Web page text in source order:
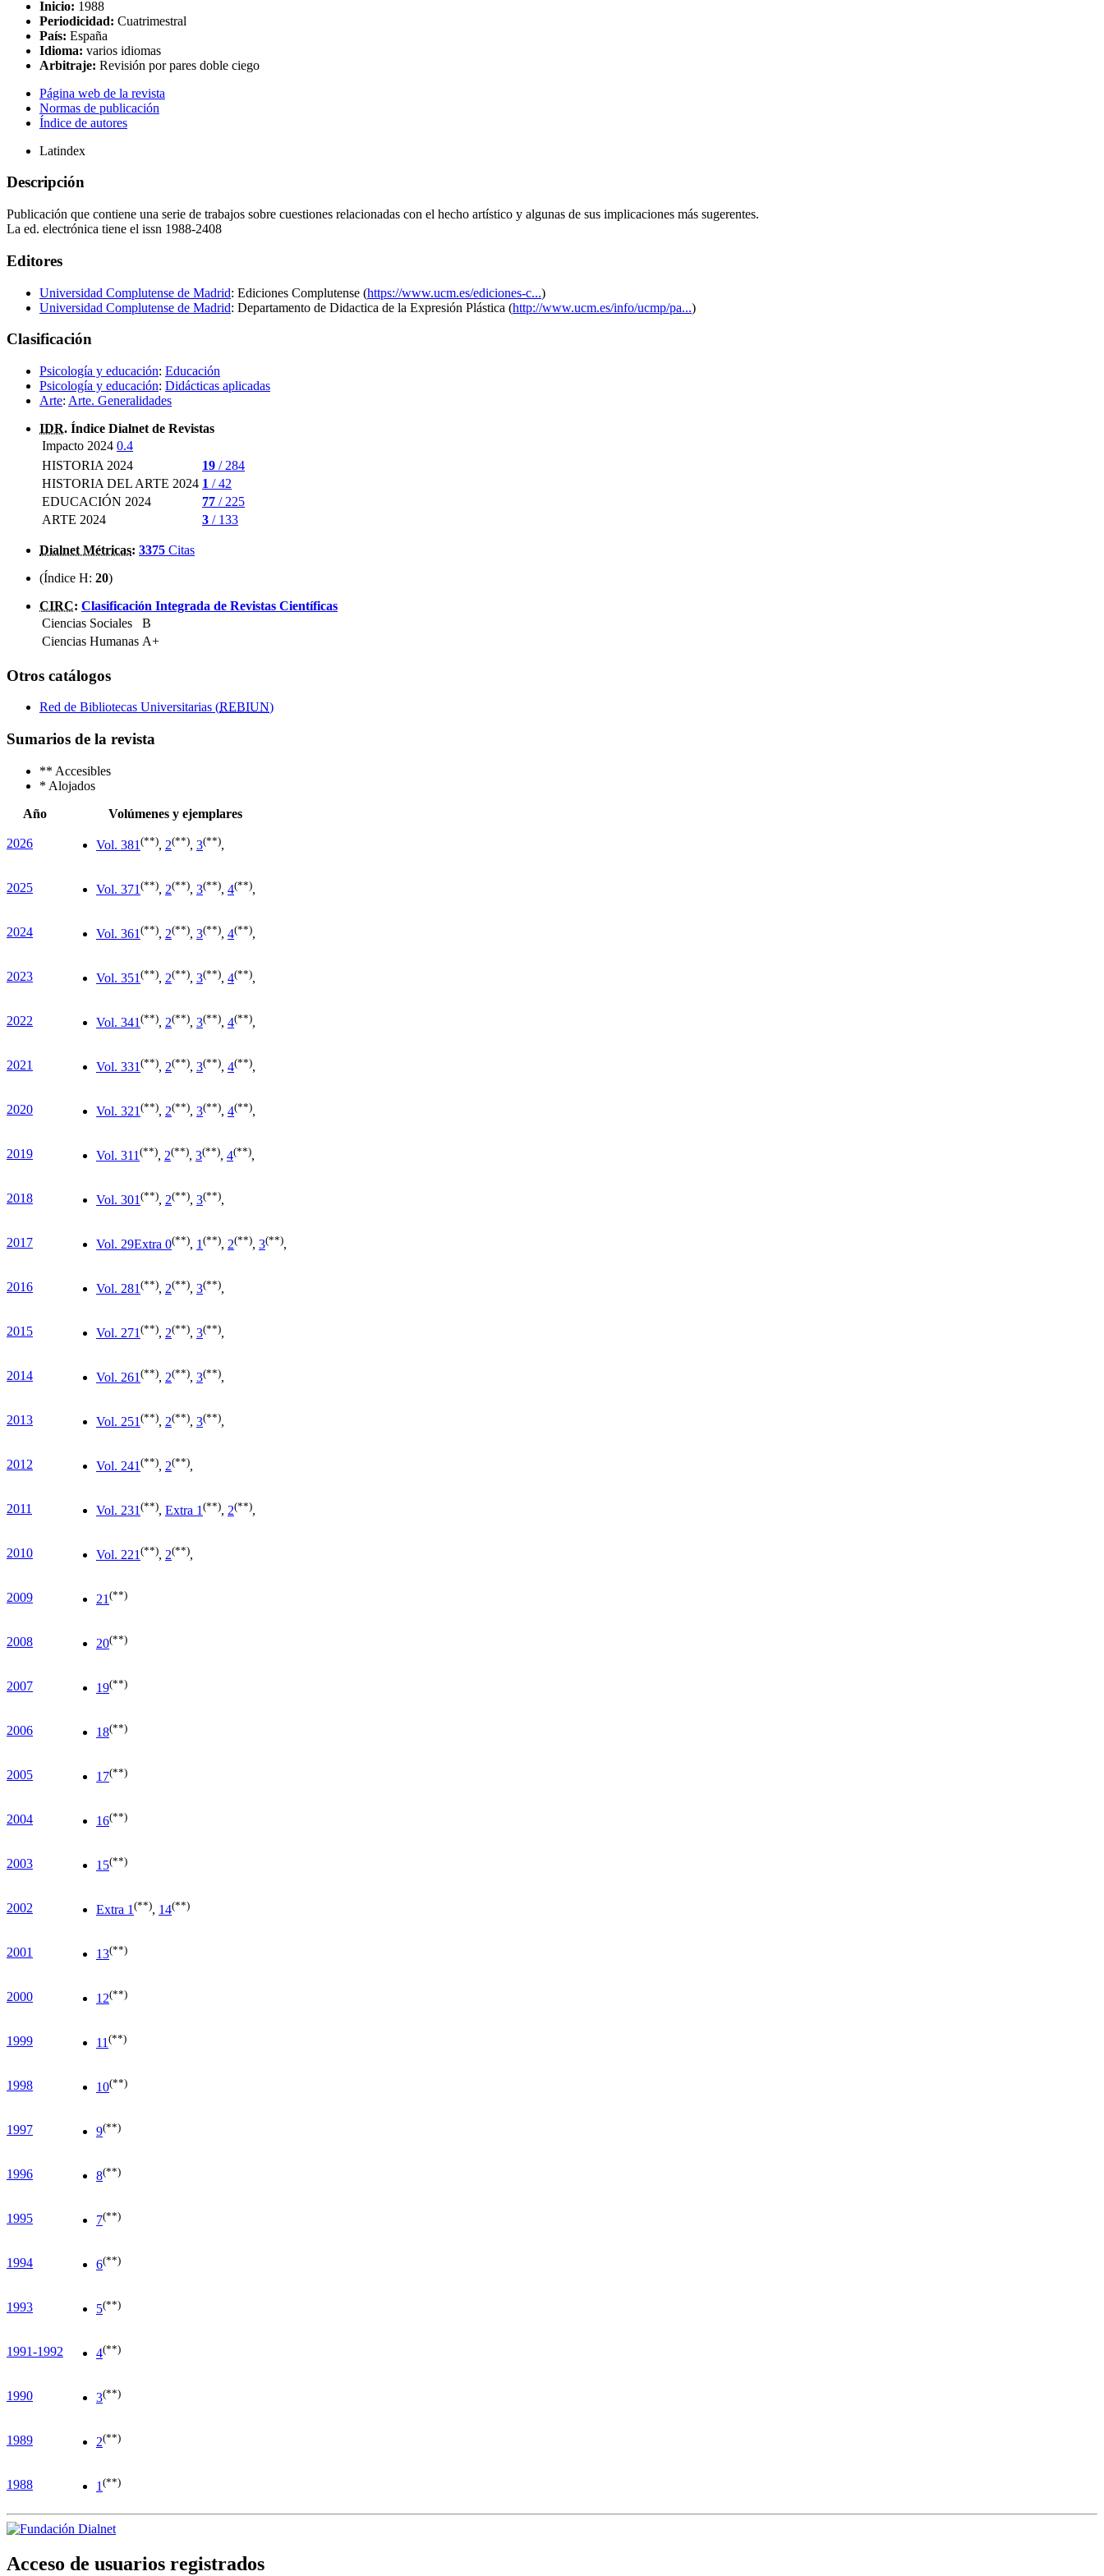
Inicio: 1988
Periodicidad: Cuatrimestral
País: España
Idioma: varios idiomas
Arbitraje: Revisión por pares doble ciego
Página web de la revista
Normas de publicación
Índice de autores
Latindex
Descripción
Publicación que contiene una serie de trabajos sobre cuestiones relacionadas con el hecho artístico y algunas de sus implicaciones más sugerentes.
La ed. electrónica tiene el issn 1988-2408
Editores
Universidad Complutense de Madrid: Ediciones Complutense (https://www.ucm.es/ediciones-c...)
Universidad Complutense de Madrid: Departamento de Didactica de la Expresión Plástica (http://www.ucm.es/info/ucmp/pa...)
Clasificación
Psicología y educación: Educación
Psicología y educación: Didácticas aplicadas
Arte: Arte. Generalidades
IDR. Índice Dialnet de Revistas
Impacto 2024 0.4
HISTORIA 2024
19 / 284
HISTORIA DEL ARTE 2024 1 / 42
EDUCACIÓN 2024
77 / 225
ARTE 2024
3 / 133
Dialnet Métricas: 3375 Citas
(Índice H: 20)
CIRC: Clasificación Integrada de Revistas Científicas
Ciencias Sociales
B
Ciencias Humanas A+
Otros catálogos
Red de Bibliotecas Universitarias (REBIUN)
Sumarios de la revista
** Accesibles
* Alojados
Año
Volúmenes y ejemplares
2026 Vol. 381 (**), 2(**), 3(**),
2025 Vol. 371 (**), 2(**), 3(**), 4(**),
2024 Vol. 361 (**), 2(**), 3(**), 4(**),
2023 Vol. 351 (**), 2(**), 3(**), 4(**),
2022 Vol. 341 (**), 2(**), 3(**), 4(**),
2021 Vol. 331 (**), 2(**), 3(**), 4(**),
2020 Vol. 321 (**), 2(**), 3(**), 4(**),
2019 Vol. 311 (**), 2(**), 3(**), 4(**),
2018 Vol. 301 (**), 2(**), 3(**),
2017 Vol. 29Extra 0(**), 1 (**), 2(**), 3(**),
2016 Vol. 281 (**), 2(**), 3(**),
2015 Vol. 271 (**), 2(**), 3(**),
2014 Vol. 261 (**), 2(**), 3(**),
2013 Vol. 251 (**), 2(**), 3(**),
2012 Vol. 241 (**), 2(**),
2011 Vol. 231 (**), Extra 1 (**), 2(**),
2010 Vol. 221 (**), 2(**),
2009 21 (**)
2008 20(**)
2007 19(**)
2006 18(**)
2005 17(**)
2004 16(**)
2003 15(**)
2002 Extra 1 (**), 14(**)
2001 13(**)
2000 12(**)
1999 11 (**)
1998 10(**)
1997 9(**)
1996 8(**)
1995 7(**)
1994 6(**)
1993 5(**)
1991-1992 4(**)
1990 3(**)
1989 2(**)
1988 1 (**)
Acceso de usuarios registrados